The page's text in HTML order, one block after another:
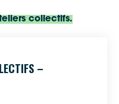
collectifs.
–